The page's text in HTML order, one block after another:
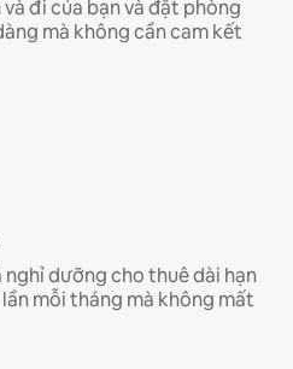
đi của bạn và đặt phòng
mà không cần cam kết
dưỡng cho thuê dài hạn
mỗi tháng mà không mất